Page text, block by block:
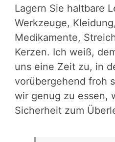
Lagern Sie haltbare
Werkzeuge,
Medikamente,
Kerzen. Ich weiß,
uns eine Zeit zu, in
vorübergehend froh
wir genug zu essen,
Sicherheit zum